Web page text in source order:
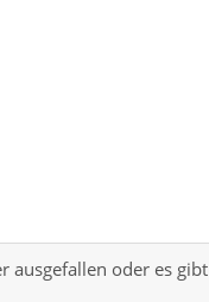
ausgefallen oder es gibt